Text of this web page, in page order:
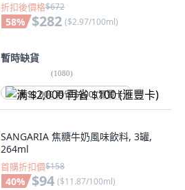
折扣後價格$672
58% $282 ($2.97/100ml)
暫時缺貨
(1080)
满 $2,000 再省 $100 (滙豐卡)
SANGARIA 焦糖牛奶風味飲料, 3罐,
264ml
首購折扣價$158
40% $94 ($11.87/100ml)